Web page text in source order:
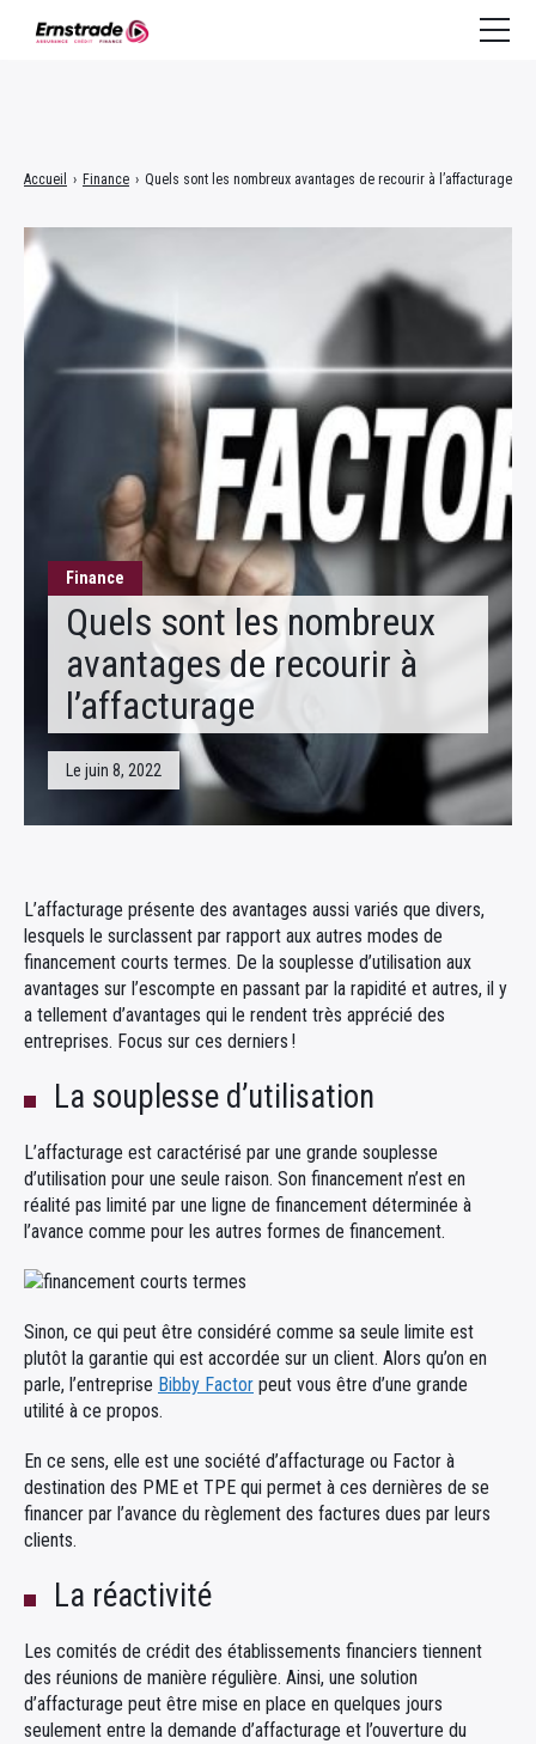
Finance
Quels sont les nombreux
avantages de recourir à
l’affacturage
Le juin 8, 2022
Accueil › Finance › Quels sont les nombreux avantages de recourir à l’affacturage
L’affacturage présente des avantages aussi variés que divers,
lesquels le surclassent par rapport aux autres modes de
financement courts termes. De la souplesse d’utilisation aux
avantages sur l’escompte en passant par la rapidité et autres, il y
a tellement d’avantages qui le rendent très apprécié des
entreprises. Focus sur ces derniers !
La souplesse d’utilisation
L’affacturage est caractérisé par une grande souplesse
d’utilisation pour une seule raison. Son financement n’est en
réalité pas limité par une ligne de financement déterminée à
l’avance comme pour les autres formes de financement.
Sinon, ce qui peut être considéré comme sa seule limite est
plutôt la garantie qui est accordée sur un client. Alors qu’on en
parle, l’entreprise Bibby Factor peut vous être d’une grande
utilité à ce propos.
En ce sens, elle est une société d’affacturage ou Factor à
destination des PME et TPE qui permet à ces dernières de se
financer par l’avance du règlement des factures dues par leurs
clients.
La réactivité
Les comités de crédit des établissements financiers tiennent
des réunions de manière régulière. Ainsi, une solution
d’affacturage peut être mise en place en quelques jours
seulement entre la demande d’affacturage et l’ouverture du
Crédit à la consommation
Crédit immobilier